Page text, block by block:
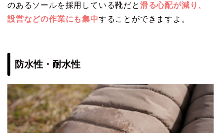
のあるソールを採用している靴だと 滑る心配が減り、
設営などの作業にも集中することができますよ。
防水性・耐水性